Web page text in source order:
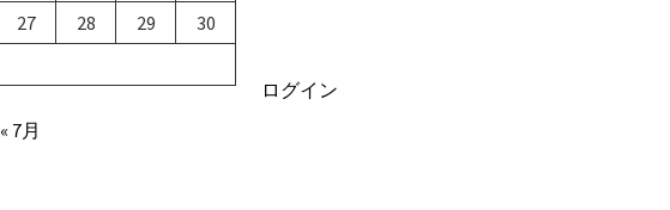
27 28 29
30
« 7月
ログイン